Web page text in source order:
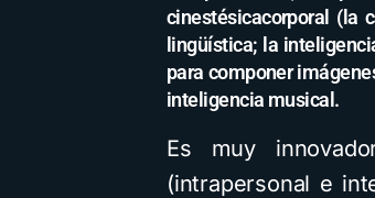
cinestésicacorporal (la
lingüística; la
para componer
inteligencia musical.
Es muy
(intrapersonal e